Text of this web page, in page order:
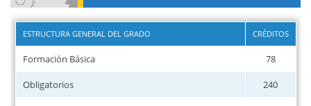
ESTRUCTURA GENERAL DEL GRADO CRÉDITOS
Formación Básica 78
Obligatorios 240